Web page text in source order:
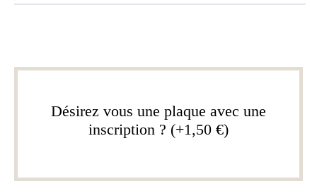
Désirez vous une plaque avec une
inscription ? (+1,50 €)